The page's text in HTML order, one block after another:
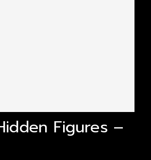
Figures –